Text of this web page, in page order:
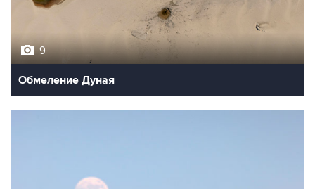
Обмеление Дуная